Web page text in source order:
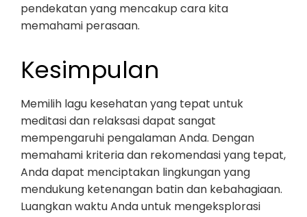
pendekatan yang mencakup cara kita
memahami perasaan.
Kesimpulan
Memilih lagu kesehatan yang tepat untuk
meditasi dan relaksasi dapat sangat
mempengaruhi pengalaman Anda. Dengan
memahami kriteria dan rekomendasi yang tepat,
Anda dapat menciptakan lingkungan yang
mendukung ketenangan batin dan kebahagiaan.
Luangkan waktu Anda untuk mengeksplorasi